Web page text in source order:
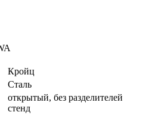
Кройц
Сталь
открытый, без разделителей
стенд